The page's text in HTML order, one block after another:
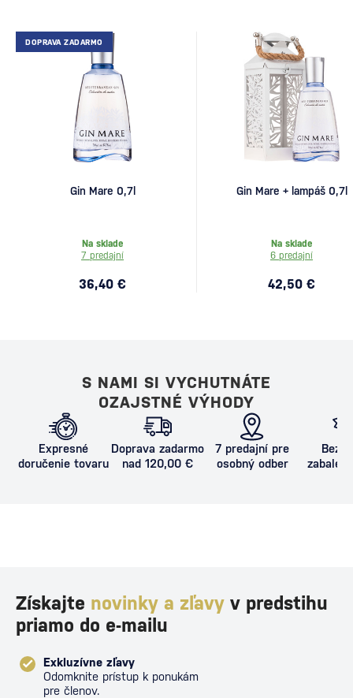
DOPRAVA ZADARMO
Gin Mare 0,7l
Na sklade
7 predajní
36,40 €
Gin Mare + lampáš 0,7l
Na sklade
6 predajní
42,50 €
S NAMI SI VYCHUTNÁTE
OZAJSTNÉ VÝHODY
Expresné
doručenie tovaru
Doprava zadarmo
nad 120,00 €
7 predajní pre
osobný odber
Získajte novinky a zľavy v predstihu
priamo do e-mailu
Exkluzívne zľavy
Odomknite prístup k ponukám
pre členov.